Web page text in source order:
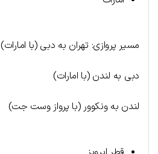
مسیر پروازی: تهران به دبی (با امارات)
دبی به لندن (با امارات)
لندن به ونکوور (با پرواز وست جت)